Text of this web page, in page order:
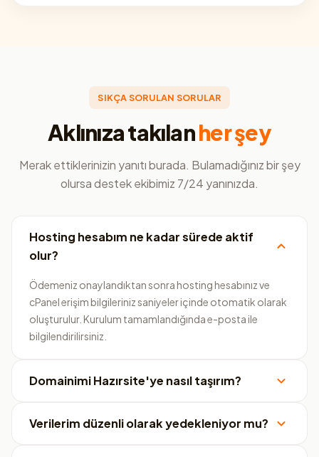
SIKÇA SORULAN SORULAR
Aklınıza takılanher şey
Merak ettiklerinizin yanıtı burada. Bulamadığınız bir şey
olursa destek ekibimiz 7/24 yanınızda.
Hosting hesabım ne kadar sürede aktif
olur?
Ödemeniz onaylandıktan sonra hosting hesabınız ve
cPanel erişim bilgileriniz saniyeler içinde otomatik olarak
oluşturulur. Kurulum tamamlandığında e-posta ile
bilgilendirilirsiniz.
Domainimi Hazırsite'ye nasıl taşırım?
Verilerim düzenli olarak yedekleniyor mu?